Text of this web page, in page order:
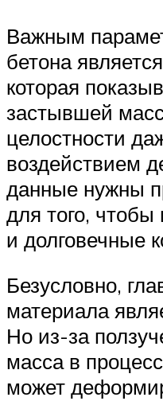
Важным
бетона
которая
застывшей
целостности
воздействием
данные нужны
для того,
и долговечные
Безусловно,
материала
Но из-за
масса в
может